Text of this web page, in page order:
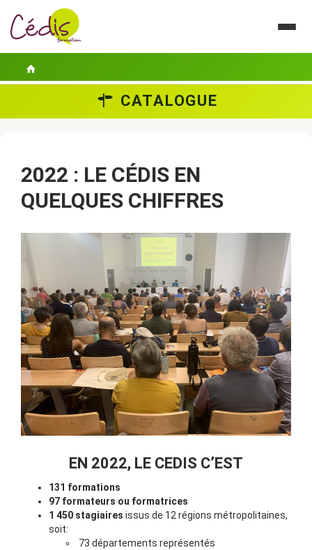
ACTUALITÉS
GUIDES PRATIQUES
CONTACT
ESPACE PERSONNEL
CATALOGUE
2022 : LE CÉDIS EN
QUELQUES CHIFFRES
EN 2022, LE CEDIS C’EST
131 formations
97 formateurs ou formatrices
1 450 stagiaires issus de 12 régions métropolitaines,
soit:
73 départements représentés